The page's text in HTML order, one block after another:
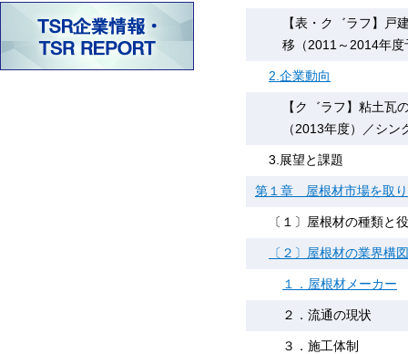
【表・ク゛ラフ】戸
移（2011～2014年度
2.企業動向
【ク゛ラフ】粘土瓦
（2013年度）／シ
3.展望と課題
第１章 屋根材市場を取
〔１〕屋根材の種類と
〔２〕屋根材の業界構図
１．屋根材メーカー
２．流通の現状
３．施工体制